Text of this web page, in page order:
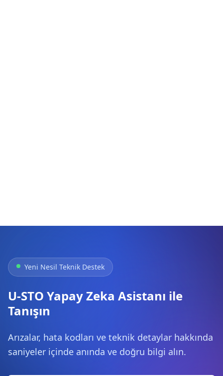
Yeni Nesil Teknik Destek
U-STO Yapay Zeka Asistanı ile
Tanışın
Arızalar, hata kodları ve teknik detaylar hakkında
saniyeler içinde anında ve doğru bilgi alın.